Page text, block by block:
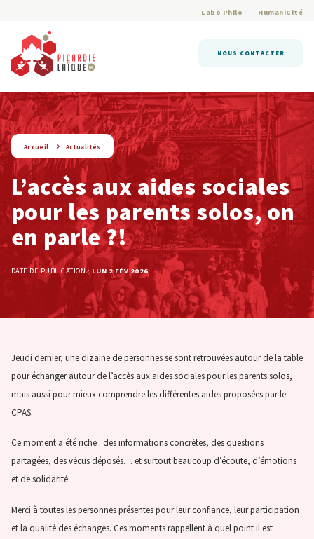
Labo Philo HumaniCité
NOUS CONTACTER
string(9) « actualite »
Accueil Actualités
L’accès aux aides sociales
pour les parents solos, on
en parle ?!
DATE DE PUBLICATION : LUN 2 FÉV 2026
Jeudi dernier, une dizaine de personnes se sont retrouvées autour de la table
pour échanger autour de l’accès aux aides sociales pour les parents solos,
mais aussi pour mieux comprendre les différentes aides proposées par le
CPAS.
Ce moment a été riche : des informations concrètes, des questions
partagées, des vécus déposés… et surtout beaucoup d’écoute, d’émotions
et de solidarité.
Merci à toutes les personnes présentes pour leur confiance, leur participation
et la qualité des échanges. Ces moments rappellent à quel point il est